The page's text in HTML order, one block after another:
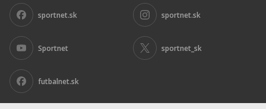
sportnet.sk sportnet.sk
Sportnet sportnet_sk
futbalnet.sk